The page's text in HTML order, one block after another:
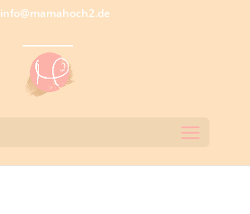
info@mamahoch2.de